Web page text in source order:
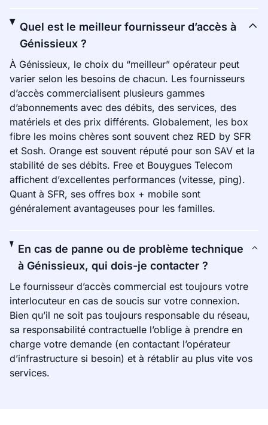
Quel est le meilleur fournisseur d’accès à
Génissieux ?
À Génissieux, le choix du “meilleur” opérateur peut
varier selon les besoins de chacun. Les fournisseurs
d’accès commercialisent plusieurs gammes
d’abonnements avec des débits, des services, des
matériels et des prix différents. Globalement, les box
fibre les moins chères sont souvent chez RED by SFR
et Sosh. Orange est souvent réputé pour son SAV et la
stabilité de ses débits. Free et Bouygues Telecom
affichent d’excellentes performances (vitesse, ping).
Quant à SFR, ses offres box + mobile sont
généralement avantageuses pour les familles.
En cas de panne ou de problème technique
à Génissieux, qui dois-je contacter ?
Le fournisseur d’accès commercial est toujours votre
interlocuteur en cas de soucis sur votre connexion.
Bien qu’il ne soit pas toujours responsable du réseau,
sa responsabilité contractuelle l’oblige à prendre en
charge votre demande (en contactant l’opérateur
d’infrastructure si besoin) et à rétablir au plus vite vos
services.